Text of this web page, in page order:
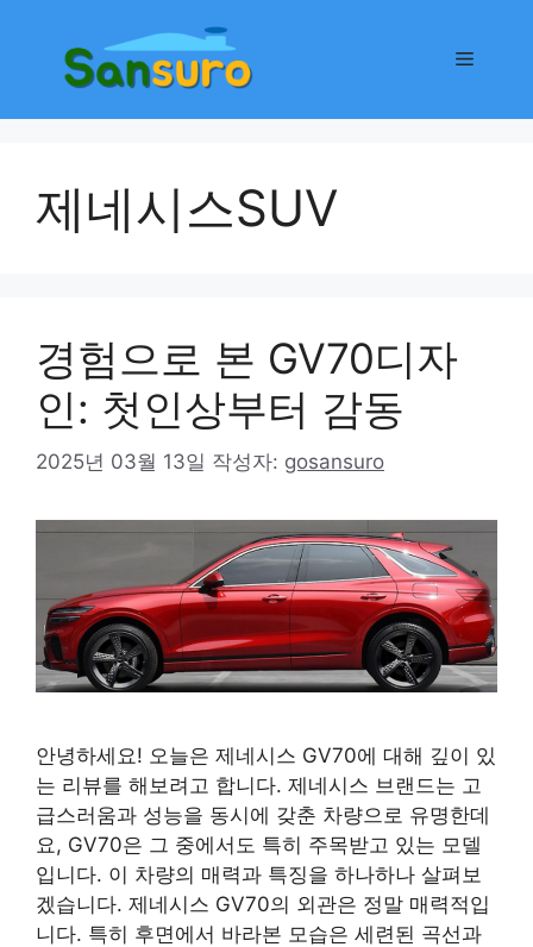
메
제네시스SUV
경험으로 본 GV70디자
인: 첫인상부터 감동
2025년 03월 13일 작성자: gosansuro
안녕하세요! 오늘은 제네시스 GV70에 대해 깊이 있
는 리뷰를 해보려고 합니다. 제네시스 브랜드는 고
급스러움과 성능을 동시에 갖춘 차량으로 유명한데
요, GV70은 그 중에서도 특히 주목받고 있는 모델
입니다. 이 차량의 매력과 특징을 하나하나 살펴보
겠습니다. 제네시스 GV70의 외관은 정말 매력적입
니다. 특히 후면에서 바라본 모습은 세련된 곡선과